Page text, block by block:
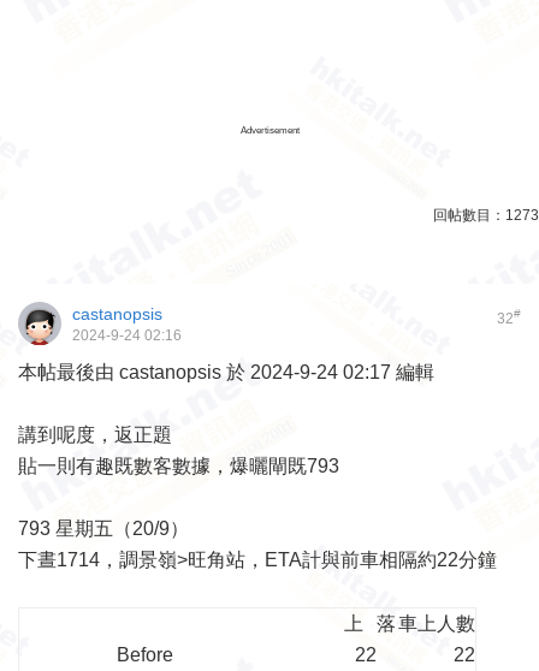
Advertisement
回帖數目： 1273
32#
castanopsis
2024-9-24 02:16
本帖最後由 castanopsis 於 2024-9-24 02:17 編輯
講到呢度，返正題
貼一則有趣既數客數據，爆曬閘既793
793 星期五（20/9）
下晝1714，調景嶺>旺角站，ETA計與前車相隔約22分鐘
上 落車上人數
Before
22
22